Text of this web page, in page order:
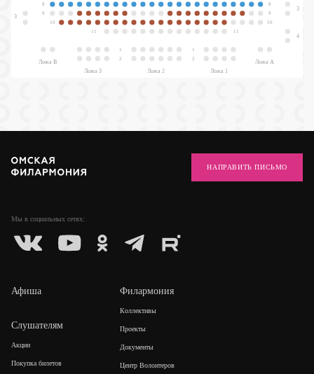
3
3
4
8
9
10
11
8
9
10
11
Ложа В
Ложа 3
Ложа 2 Ложа 1
Ложа А
1
2
1
2
Мы в социальных сетях:
НАПРАВИТЬ ПИСЬМО
Афиша
Слушателям
Акции
Покупка билетов
Филармония
Коллективы
Проекты
Документы
Центр Волонтеров